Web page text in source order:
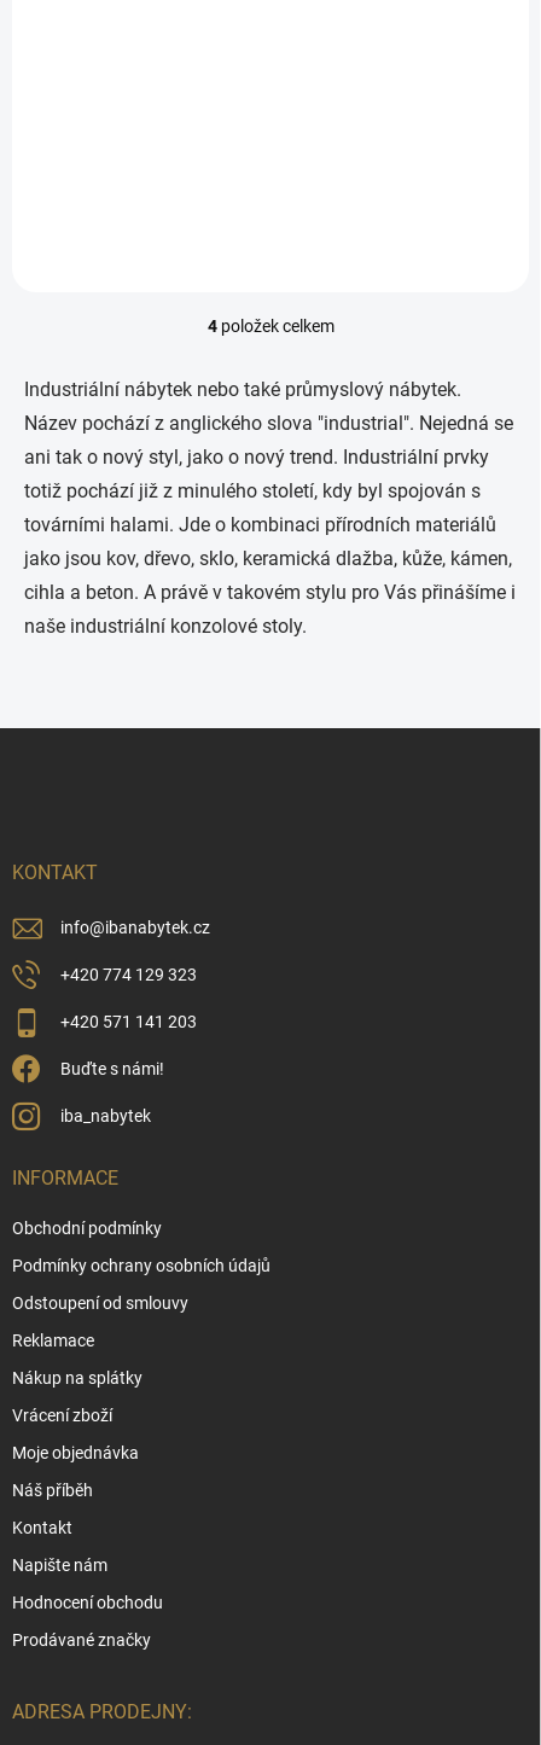
O
l
d
a
c
í
p
v
k
v
s
4položek celkem
Industriální nábytek nebo také průmyslový nábytek.
Název pochází z anglického slova "industrial". Nejedná se
ani tak o nový styl, jako o nový trend. Industriální prvky
totiž pochází již z minulého století, kdy byl spojován s
továrními halami. Jde o kombinaci přírodních materiálů
jako jsou kov, dřevo, sklo, keramická dlažba, kůže, kámen,
cihla a beton. A právě v takovém stylu pro Vás přinášíme i
naše industriální konzolové stoly.
KONTAKT
info@ibanabytek.cz
+420 774 129 323
+420 571 141 203
Buďte s námi!
iba_nabytek
INFORMACE
Obchodní podmínky
Podmínky ochrany osobních údajů
Odstoupení od smlouvy
Reklamace
Nákup na splátky
Vrácení zboží
Moje objednávka
Náš příběh
Kontakt
Napište nám
Hodnocení obchodu
Prodávané značky
ADRESA PRODEJNY: